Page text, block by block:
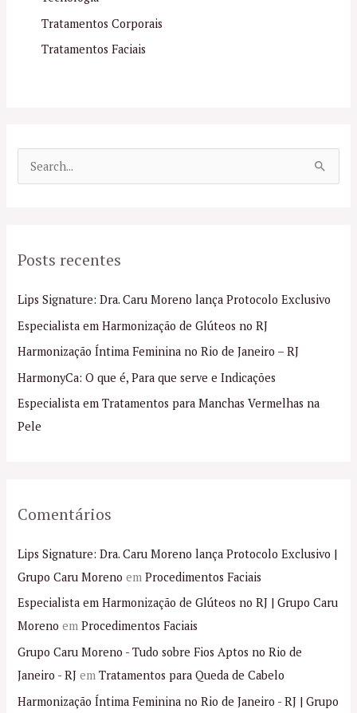
Tratamentos Corporais
Tratamentos Faciais
u
s
a
r
p
o
r
Posts recentes
Lips Signature: Dra. Caru Moreno lança Protocolo Exclusivo
Especialista em Harmonização de Glúteos no RJ
Harmonização Íntima Feminina no Rio de Janeiro – RJ
HarmonyCa: O que é, Para que serve e Indicações
Especialista em Tratamentos para Manchas Vermelhas na
Pele
Comentários
Lips Signature: Dra. Caru Moreno lança Protocolo Exclusivo |
Grupo Caru Moreno emProcedimentos Faciais
Especialista em Harmonização de Glúteos no RJ | Grupo Caru
Moreno emProcedimentos Faciais
Grupo Caru Moreno - Tudo sobre Fios Aptos no Rio de
Janeiro - RJ emTratamentos para Queda de Cabelo
Harmonização Íntima Feminina no Rio de Janeiro - RJ | Grupo